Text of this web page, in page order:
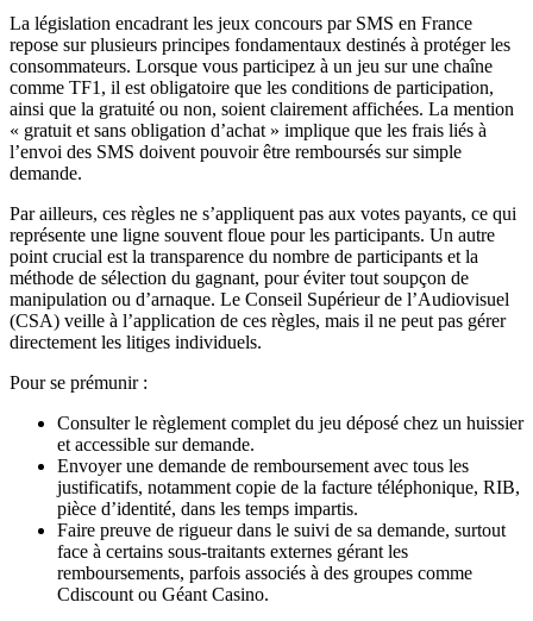
La législation encadrant les jeux concours par SMS en France
repose sur plusieurs principes fondamentaux destinés à protéger les
consommateurs. Lorsque vous participez à un jeu sur une chaîne
comme TF1, il est obligatoire que les conditions de participation,
ainsi que la gratuité ou non, soient clairement affichées. La mention
« gratuit et sans obligation d’achat » implique que les frais liés à
l’envoi des SMS doivent pouvoir être remboursés sur simple
demande.
Par ailleurs, ces règles ne s’appliquent pas aux votes payants, ce qui
représente une ligne souvent floue pour les participants. Un autre
point crucial est la transparence du nombre de participants et la
méthode de sélection du gagnant, pour éviter tout soupçon de
manipulation ou d’arnaque. Le Conseil Supérieur de l’Audiovisuel
(CSA) veille à l’application de ces règles, mais il ne peut pas gérer
directement les litiges individuels.
Pour se prémunir :
Consulter le règlement complet du jeu déposé chez un huissier
et accessible sur demande.
Envoyer une demande de remboursement avec tous les
justificatifs, notamment copie de la facture téléphonique, RIB,
pièce d’identité, dans les temps impartis.
Faire preuve de rigueur dans le suivi de sa demande, surtout
face à certains sous-traitants externes gérant les
remboursements, parfois associés à des groupes comme
Cdiscount ou Géant Casino.